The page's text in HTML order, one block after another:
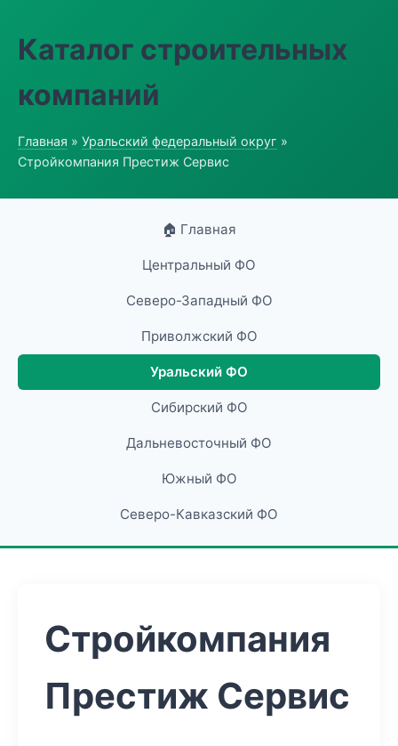
Каталог строительных
компаний
Главная » Уральский федеральный округ »
Стройкомпания Престиж Сервис
🏠 Главная
Центральный ФО
Северо-Западный ФО
Приволжский ФО
Уральский ФО
Сибирский ФО
Дальневосточный ФО
Южный ФО
Северо-Кавказский ФО
Стройкомпания
Престиж Сервис